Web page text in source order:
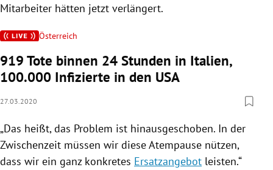
Mitarbeiter hätten jetzt verlängert.
Österreich
919 Tote binnen 24 Stunden in Italien,
100.000 Infizierte in den USA
27.03.2020
„Das heißt, das Problem ist hinausgeschoben. In der
Zwischenzeit müssen wir diese Atempause nützen,
dass wir ein ganz konkretes Ersatzangebot leisten.“